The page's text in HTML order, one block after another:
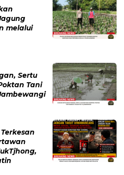
melalui
Sertu
Tani